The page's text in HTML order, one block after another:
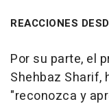
REACCIONES
Por su parte, el
Shehbaz Sharif,
"reconozca y